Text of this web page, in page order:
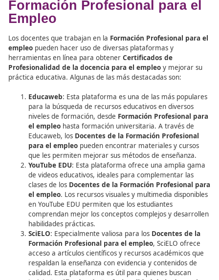
haciendo que el aprendizaje sea más accesible y
necesidades del alumno.
Plataformas y Herramientas
para la Búsqueda de
Didácticos en la Docencia
Formación Profesional
Empleo
Los docentes que trabajan en laFormación
empleopueden hacer uso de diversas plataformas y
herramientas en línea para obtenerCertificados de
Profesionalidad de la docencia para el empleoy
práctica educativa. Algunas de las más destacadas son:
Educaweb: Esta plataforma es una de las más
para la búsqueda de recursos educativos en
niveles de formación, desdeFormación
el empleohasta formación universitaria. A través
Educaweb, losDocentes de la Formación
para el empleopueden encontrar materiales y